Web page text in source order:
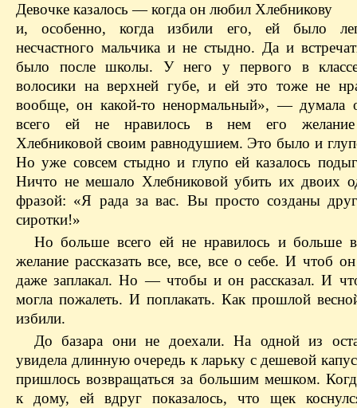
Девочке казалось — когда он любил Хлебникову
и, особенно, когда избили его, ей было
несчастного мальчика и не стыдно. Да и
было после школы. У него у первого в
волосики на верхней губе, и ей это тоже не
вообще, он какой-то ненормальный», — думала
всего ей не нравилось в нем его желание
Хлебниковой своим равнодушием. Это было и
Но уже совсем стыдно и глупо ей казалось
Ничто не мешало Хлебниковой убить их двоих
фразой: «Я рада за вас. Вы просто созданы
сиротки!»
Но больше всего ей не нравилось и больше
желание рассказать все, все, все о себе. И чтоб
даже заплакал. Но — чтобы и он рассказал. И
могла пожалеть. И поплакать. Как прошлой
избили.
До базара они не доехали. На одной из
увидела длинную очередь к ларьку с дешевой
пришлось возвращаться за большим мешком.
к дому, ей вдруг показалось, что щек